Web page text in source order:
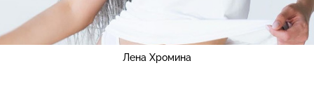
Лена Хромина